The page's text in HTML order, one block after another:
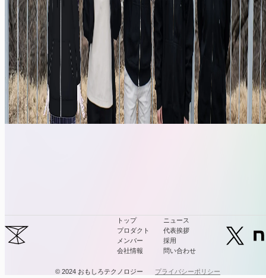
トップ
ニュース
プロダクト
代表挨拶
メンバー
採用
会社情報
問い合わせ
© 2024 おもしろテクノロジー プライバシーポリシー